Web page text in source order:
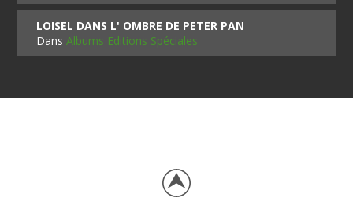
LOISEL DANS L' OMBRE DE PETER PAN
DansAlbums Editions Spéciales